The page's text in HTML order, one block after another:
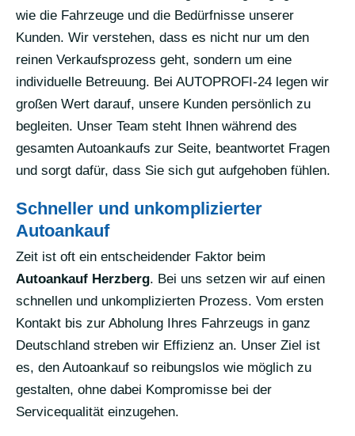
wie die Fahrzeuge und die Bedürfnisse unserer
Kunden. Wir verstehen, dass es nicht nur um den
reinen Verkaufsprozess geht, sondern um eine
individuelle Betreuung. Bei AUTOPROFI-24 legen wir
großen Wert darauf, unsere Kunden persönlich zu
begleiten. Unser Team steht Ihnen während des
gesamten Autoankaufs zur Seite, beantwortet Fragen
und sorgt dafür, dass Sie sich gut aufgehoben fühlen.
Schneller und unkomplizierter
Autoankauf
Zeit ist oft ein entscheidender Faktor beim
Autoankauf Herzberg. Bei uns setzen wir auf einen
schnellen und unkomplizierten Prozess. Vom ersten
Kontakt bis zur Abholung Ihres Fahrzeugs in ganz
Deutschland streben wir Effizienz an. Unser Ziel ist
es, den Autoankauf so reibungslos wie möglich zu
gestalten, ohne dabei Kompromisse bei der
Servicequalität einzugehen.